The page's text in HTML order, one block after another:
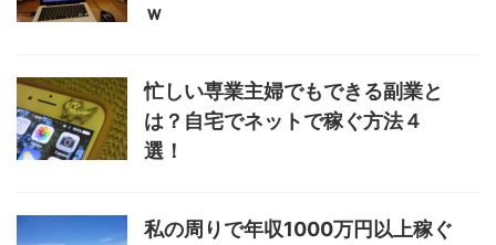
ｗ
忙しい専業主婦でもできる副業と
は？自宅でネットで稼ぐ方法４
選！
私の周りで年収1000万円以上稼ぐ